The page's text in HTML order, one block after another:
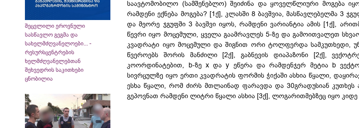
შეცვლილი ეროვნული
სასწავლო გეგმა და
სახელმძღვანელოები... -
რესურსცენტრების
ხელმძღვანელებთან
შეხვედრის საკითხები
ცნობილია
საავტომობილო (სამშენებლო) შეიძინა და ყოველწლიური მოგება
რამდენი ექნება მოგება? [1ქ], კლასში 8 ბავშვია, მასწავლებელმა 3
და მეორე ჯგუფში 3 ბავშვი იყოს, რამდენი ვარიანტია ამის [1ქ],
წევრი იყო მოცემული, ყველა გაამრავლეს 5-ზე დაგამოითვალეთ
კვადრატი იყო მოცემული და შიგნით ორი ტოლფერდა სამკუთხედი,
წვეროებს შორის მანძილი [2ქ],გაბნევის დიაპაზონი [2ქ],
კოორდინატებით, b-ზეx და y ეწერა და რამდენჯერ მეტია b
სივრცულზე იყო ერთი კვადრატის ფორმის ჭიქაში ასხია წყალი,
ესხა წყალი, რომ ძირსმთლაინად ფარავდა და 30გრადუსიან კუთხეს
გეპოვნათ რამდენი ლიტრი წყალი ასხია [3ქ],ლოგარითმებზეც იყო კიდე